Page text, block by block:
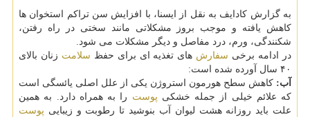
به گزارش كادایف به نقل از ایسنا، با افزایش سن تراكم استخوان ها
كاهش یافته و موجب بروز مشكلاتی مانند سختی در راه رفتن،
شكنندگی، ورم، درد مفاصل و دیگر مشكلات می شود.
در ادامه برخی سفارش های تغذیه ای برای حفظ سلامت زنان بالای
۴۰ سال آورده شده است:
آب: كاهش سطح هورمون استروژن یكی از علل اصلی یائسگی است
كه علائم خیلی از جمله خشكی پوست را به همراه دارد. به همین
علت باید روزانه هشت لیوان آب بنوشید تا رطوبت و زیبایی پوست